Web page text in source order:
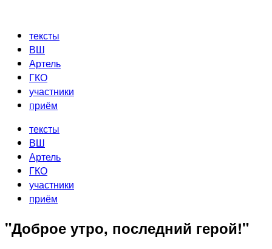
содержимому
тексты
ВШ
Артель
ГКО
участники
приём
тексты
ВШ
Артель
ГКО
участники
приём
"Доброе утро, последний герой!"